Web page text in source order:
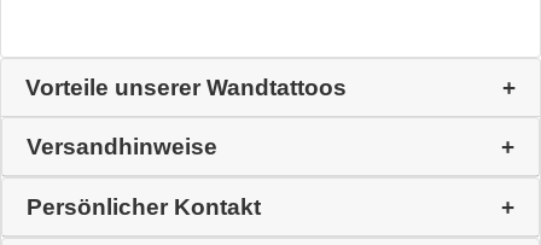
Vorteile unserer Wandtattoos
Versandhinweise
Persönlicher Kontakt